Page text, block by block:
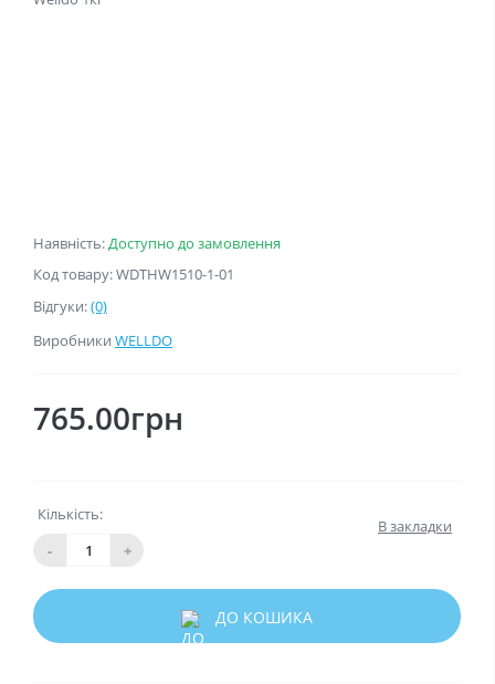
Наявність:Доступно до замовлення
Код товару: WDTHW1510-1-01
Відгуки:(0)
Виробники WELLDO
765.00грн
Кількість:
-
+
В закладки
ДО КОШИКА